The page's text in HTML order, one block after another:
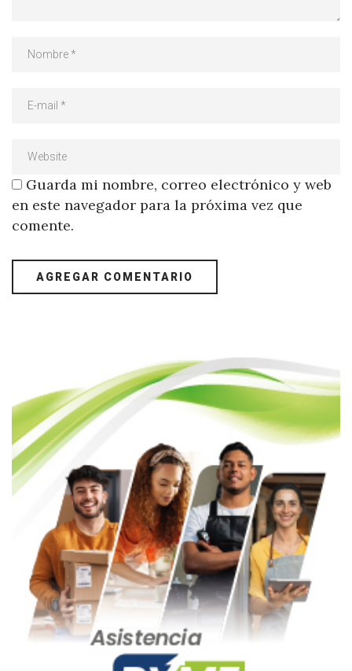
Guarda mi nombre, correo electrónico y web
en este navegador para la próxima vez que
comente.